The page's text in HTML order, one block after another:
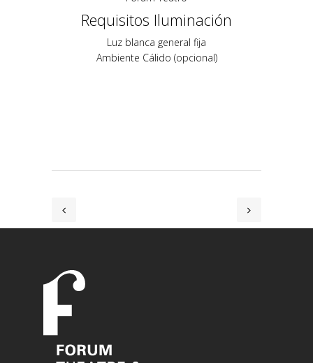
Requisitos Iluminación
Luz blanca general fija
Ambiente Cálido (opcional)